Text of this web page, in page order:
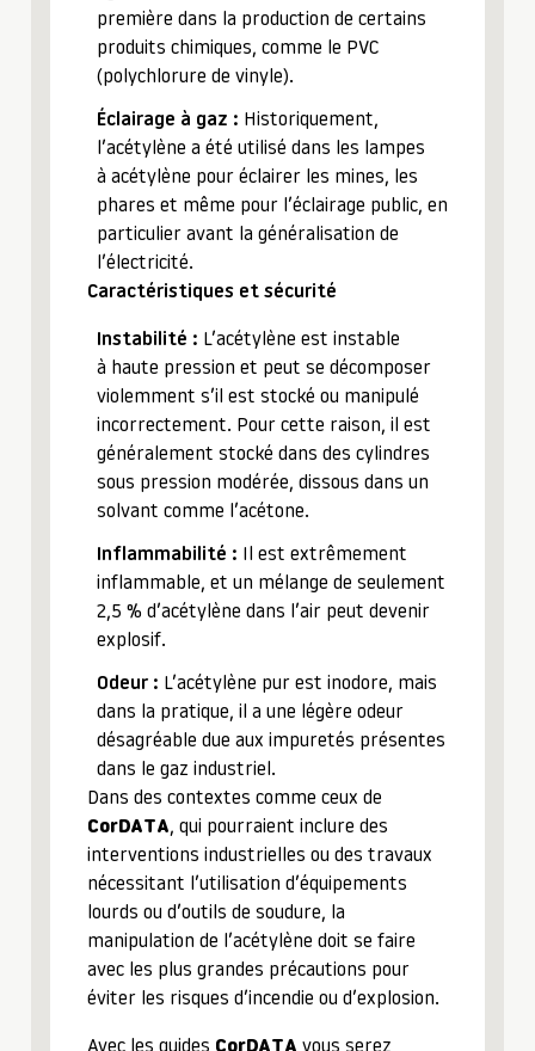
première dans la production de certains
produits chimiques, comme le PVC
(polychlorure de vinyle).
Éclairage à gaz : Historiquement,
l’acétylène a été utilisé dans les lampes
à acétylène pour éclairer les mines, les
phares et même pour l’éclairage public, en
particulier avant la généralisation de
l’électricité.
Caractéristiques et sécurité
Instabilité : L’acétylène est instable
à haute pression et peut se décomposer
violemment s’il est stocké ou manipulé
incorrectement. Pour cette raison, il est
généralement stocké dans des cylindres
sous pression modérée, dissous dans un
solvant comme l’acétone.
Inflammabilité : Il est extrêmement
inflammable, et un mélange de seulement
2,5 % d’acétylène dans l’air peut devenir
explosif.
Odeur : L’acétylène pur est inodore, mais
dans la pratique, il a une légère odeur
désagréable due aux impuretés présentes
dans le gaz industriel.
Dans des contextes comme ceux de
CorDATA, qui pourraient inclure des
interventions industrielles ou des travaux
nécessitant l’utilisation d’équipements
lourds ou d’outils de soudure, la
manipulation de l’acétylène doit se faire
avec les plus grandes précautions pour
éviter les risques d’incendie ou d’explosion.